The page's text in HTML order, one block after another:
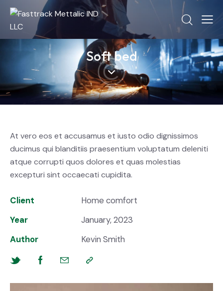
Soft bed
At vero eos et accusamus et iusto odio dignissimos
ducimus qui blanditiis praesentium voluptatum deleniti
atque corrupti quos dolores et quas molestias
excepturi sint occaecati cupidita.
Client
Home comfort
Year
January, 2023
Author
Kevin Smith